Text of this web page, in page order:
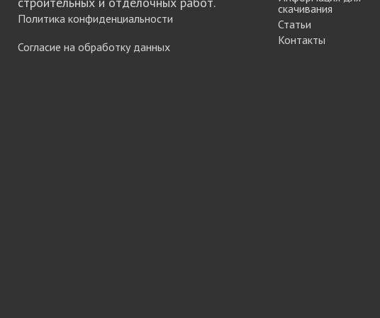
Система шкафа-купе
Система шкафа-купе
Политика конфиденциальности
Согласие на обработку данных
скачивания
Статьи
Контакты